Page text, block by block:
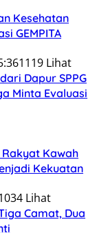
Kesehatan
GEMPITA
1119 Lihat
Dapur SPPG
Minta Evaluasi
Rakyat Kawah
Kekuatan
Lihat
Camat, Dua